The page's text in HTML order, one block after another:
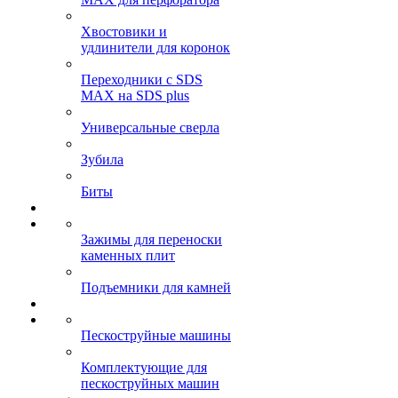
Хвостовики и
удлинители для коронок
Переходники с SDS
MAX на SDS plus
Универсальные сверла
Зубила
Биты
Зажимы для переноски
каменных плит
Подъемники для камней
Пескоструйные машины
Комплектующие для
пескоструйных машин